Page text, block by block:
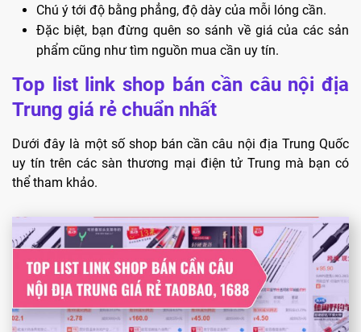
Chú ý tới độ bằng phẳng, độ dày của mỗi lóng cần.
Đặc biệt, bạn đừng quên so sánh về giá của các sản
phẩm cũng như tìm nguồn mua cần uy tín.
Top list link shop bán cần câu nội địa
Trung giá rẻ chuẩn nhất
Dưới đây là một số shop bán cần câu nội địa Trung Quốc
uy tín trên các sàn thương mại điện tử Trung mà bạn có
thể tham khảo.